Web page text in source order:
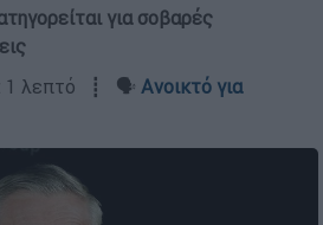
για σοβαρές
1 λεπτό ┋ 🗣️ Ανοικτό για